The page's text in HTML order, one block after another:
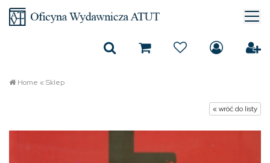
Home «Sklep
« wróć do listy